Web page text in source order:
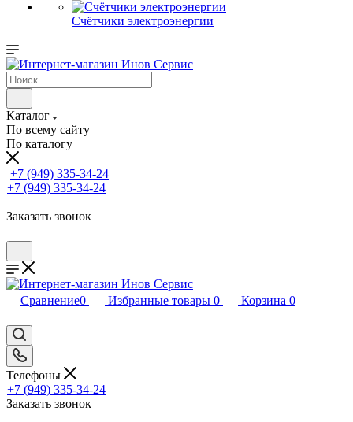
Счётчики электроэнергии
Каталог
По всему сайту
По каталогу
+7 (949) 335-34-24
+7 (949) 335-34-24
Заказать звонок
Сравнение0 Избранные товары 0 Корзина 0
Телефоны
+7 (949) 335-34-24
Заказать звонок